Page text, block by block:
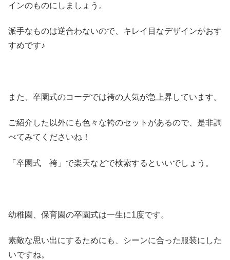
インのものにしましょう。
派手なものは逆合わないので、キレイ目なデザインがおす
すめです♪
また、卒園式のコーデでは袴の人気が急上昇しています。
ご紹介した以外にも色々な袴のセットがあるので、是非調
べてみてくださいね！
「卒園式 袴」で楽天などで検索するといいでしょう。
幼稚園、保育園の卒園式は一生に1度です。
素敵な思い出にするためにも、シーンに合った服装にした
いですね。